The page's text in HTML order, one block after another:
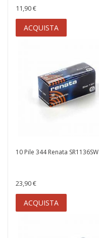
11,90 €
ACQUISTA
10 Pile 344 Renata SR1136SW
23,90 €
ACQUISTA